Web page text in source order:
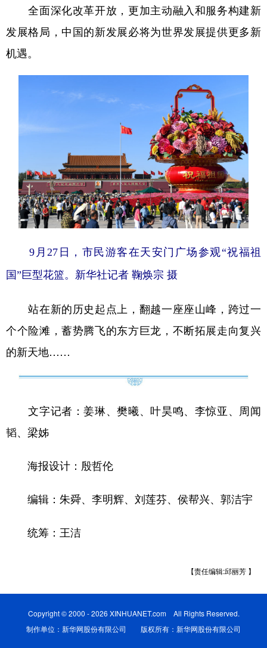
全面深化改革开放，更加主动融入和服务构建新
发展格局，中国的新发展必将为世界发展提供更多新
机遇。
9月27日，市民游客在天安门广场参观“祝福祖
国”巨型花篮。新华社记者 鞠焕宗 摄
站在新的历史起点上，翻越一座座山峰，跨过一
个个险滩，蓄势腾飞的东方巨龙，不断拓展走向复兴
的新天地……
文字记者：姜琳、樊曦、叶昊鸣、李惊亚、周闻
韬、梁姊
海报设计：殷哲伦
编辑：朱舜、李明辉、刘莲芬、侯帮兴、郭洁宇
统筹：王洁
【责任编辑:邱丽芳 】
Copyright © 2000 - 2026 XINHUANET.com All Rights Reserved.
制作单位：新华网股份有限公司 版权所有：新华网股份有限公司